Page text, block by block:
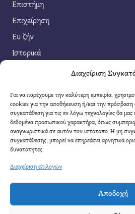
Διαχείριση
Για να παρέχουμε την καλύτερη εμπειρία,
cookies για την αποθήκευση ή/και την
συγκατάθεση για τις εν λόγω τεχνολογίες θα μας
δεδομένα προσωπικού χαρακτήρα, όπως
αναγνωριστικά σε αυτόν τον ιστότοπο. Η μη
συγκατάθεσης, μπορεί να επηρεάσει αρνητικά
δυνατότητες.
Διαχείριση επιλογών
Αποδοχή
Επιστήμη
Επιχείρηση
Ευ ζήν
Ιστορικά
Τέχνη
Τεχνολογία
Υγεία
Φαντασία